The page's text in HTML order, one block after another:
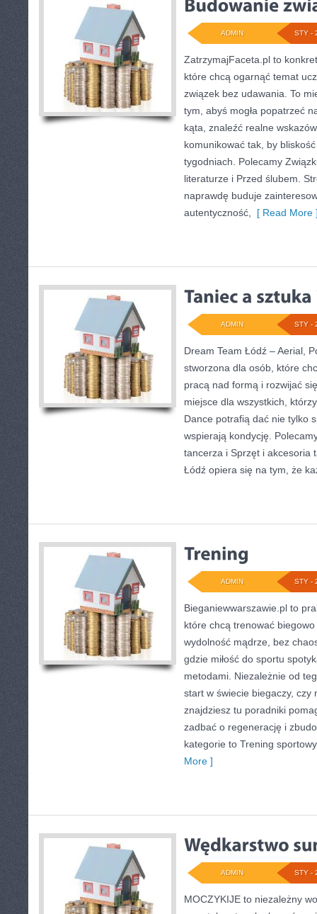
STY -
ADMIN
ZatrzymajFaceta.pl to
które chcą ogarnąć temat
związek bez udawania. To
tym, abyś mogła popatrzeć
kąta, znaleźć realne
komunikować tak, by
tygodniach. Polecamy
literaturze i Przed ślubem.
naprawdę buduje
autentyczność,
[ Read More
STY -
ADMIN
Dream Team Łódź – Aerial,
stworzona dla osób, które
pracą nad formą i rozwijać
miejsce dla wszystkich,
Dance potrafią dać nie tylko
wspierają kondycję.
tancerza i Sprzęt i akcesoria
Łódź opiera się na tym, że
STY -
ADMIN
Bieganiewwarszawie.pl to
które chcą trenować
wydolność mądrze, bez
gdzie miłość do sportu
metodami. Niezależnie od
start w świecie biegaczy, czy
znajdziesz tu poradniki
zadbać o regenerację i
kategorie to Trening
More ]
STY -
ADMIN
MOCZYKIJE to niezależny